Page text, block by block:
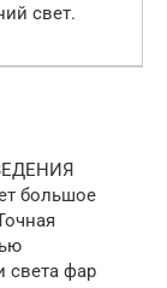
свет.
большое
света фар